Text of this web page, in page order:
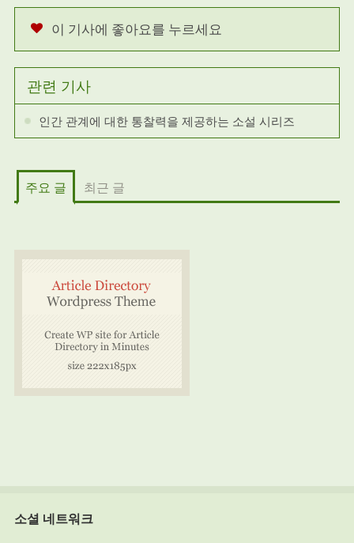
이 기사에 좋아요를 누르세요
관련 기사
인간 관계에 대한 통찰력을 제공하는 소설 시리즈
주요 글 최근 글
소셜 네트워크